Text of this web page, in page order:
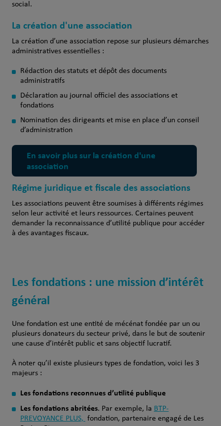
social.
La création d'une association
La création d’une association repose sur plusieurs démarches
administratives essentielles :
Rédaction des statuts et dépôt des documents
administratifs
Déclaration au journal officiel des associations et
fondations
Nomination des dirigeants et mise en place d’un conseil
d’administration
En savoir plus sur la création d'une
association
Régime juridique et fiscale des associations
Les associations peuvent être soumises à différents régimes
selon leur activité et leurs ressources. Certaines peuvent
demander la reconnaissance d’utilité publique pour accéder
à des avantages fiscaux.
Les fondations : une mission d’intérêt
général
Une fondation est une entité de mécénat fondée par un ou
plusieurs donateurs du secteur privé, dans le but de soutenir
une cause d’intérêt public et sans objectif lucratif.
À noter qu’il existe plusieurs types de fondation, voici les 3
majeurs :
Les fondations reconnues d’utilité publique
Les fondations abritées. Par exemple, la BTP-
PREVOYANCE PLUS, fondation, partenaire engagé de Les